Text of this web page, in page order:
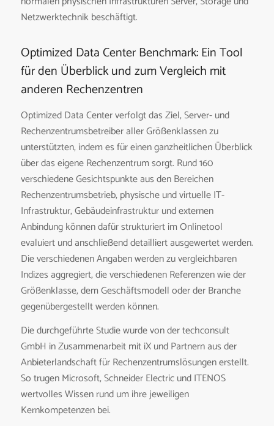
Netzwerktechnik beschäftigt.
Optimized Data Center Benchmark: Ein Tool
für den Überblick und zum Vergleich mit
anderen Rechenzentren
Optimized Data Center verfolgt das Ziel, Server- und
Rechenzentrumsbetreiber aller Größenklassen zu
unterstützten, indem es für einen ganzheitlichen Überblick
über das eigene Rechenzentrum sorgt. Rund 160
verschiedene Gesichtspunkte aus den Bereichen
Rechenzentrumsbetrieb, physische und virtuelle IT-
Infrastruktur, Gebäudeinfrastruktur und externen
Anbindung können dafür strukturiert im Onlinetool
evaluiert und anschließend detailliert ausgewertet werden.
Die verschiedenen Angaben werden zu vergleichbaren
Indizes aggregiert, die verschiedenen Referenzen wie der
Größenklasse, dem Geschäftsmodell oder der Branche
gegenübergestellt werden können.
Die durchgeführte Studie wurde von der techconsult
GmbH in Zusammenarbeit mit iX und Partnern aus der
Anbieterlandschaft für Rechenzentrumslösungen erstellt.
So trugen Microsoft, Schneider Electric und ITENOS
wertvolles Wissen rund um ihre jeweiligen
Kernkompetenzen bei.